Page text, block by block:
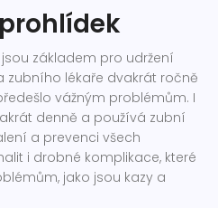
základem pro udržení
zubního lékaře dvakrát ročně
vážným problémům. I
denně a používá zubní
a prevenci všech
i drobné komplikace, které
jako jsou kazy a